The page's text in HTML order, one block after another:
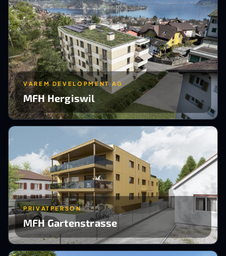
VAREM DEVELOPMENT AG
MFH Hergiswil
PRIVATPERSON
MFH Gartenstrasse